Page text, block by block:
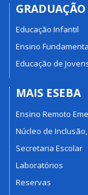
GRADUAÇÃO
Educação Infantil
Ensino
Educação de
MAIS ESEBA
Ensino Remoto
Núcleo de
Secretaria Escolar
Laboratórios
Reservas